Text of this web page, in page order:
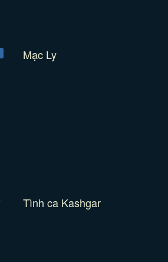
Mạc Ly
Tình ca Kashgar